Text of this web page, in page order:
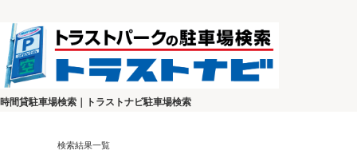
時間貸駐車場検索｜トラストナビ駐車場検索
検索結果一覧